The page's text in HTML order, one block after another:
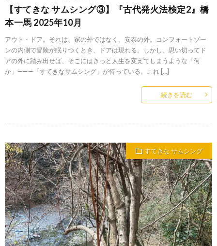
【すてきな サムシング③】『古代発火法検定2』橋
本一馬 2025年10月
アウト・ドア。それは、家の外ではなく、安泰の外。コンフォートゾー
ンの内側で冒険が眠りつくとき、ドアは現れる。しかし、思い切ってド
アの外に踏み出せば、そこにはきっと人生を変えてしまうような「何
か」———「すてきなサムシング」が待っている。これ […]
続きを読む
すてきな サムシング